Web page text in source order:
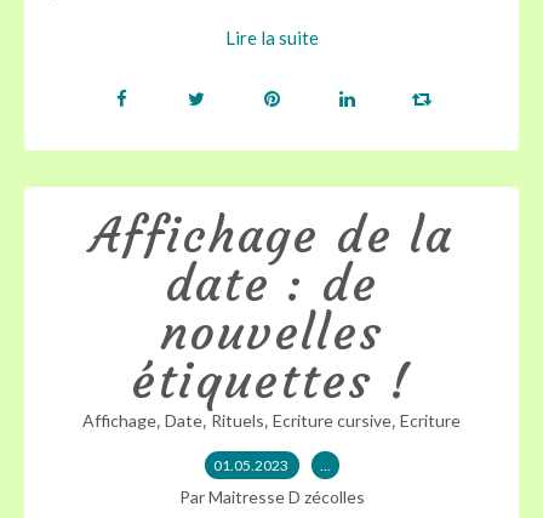
Lire la suite
Affichage de la
date : de
nouvelles
étiquettes !
Affichage, Date, Rituels, Ecriture cursive, Ecriture
01.05.2023 …
Par Maitresse D zécolles